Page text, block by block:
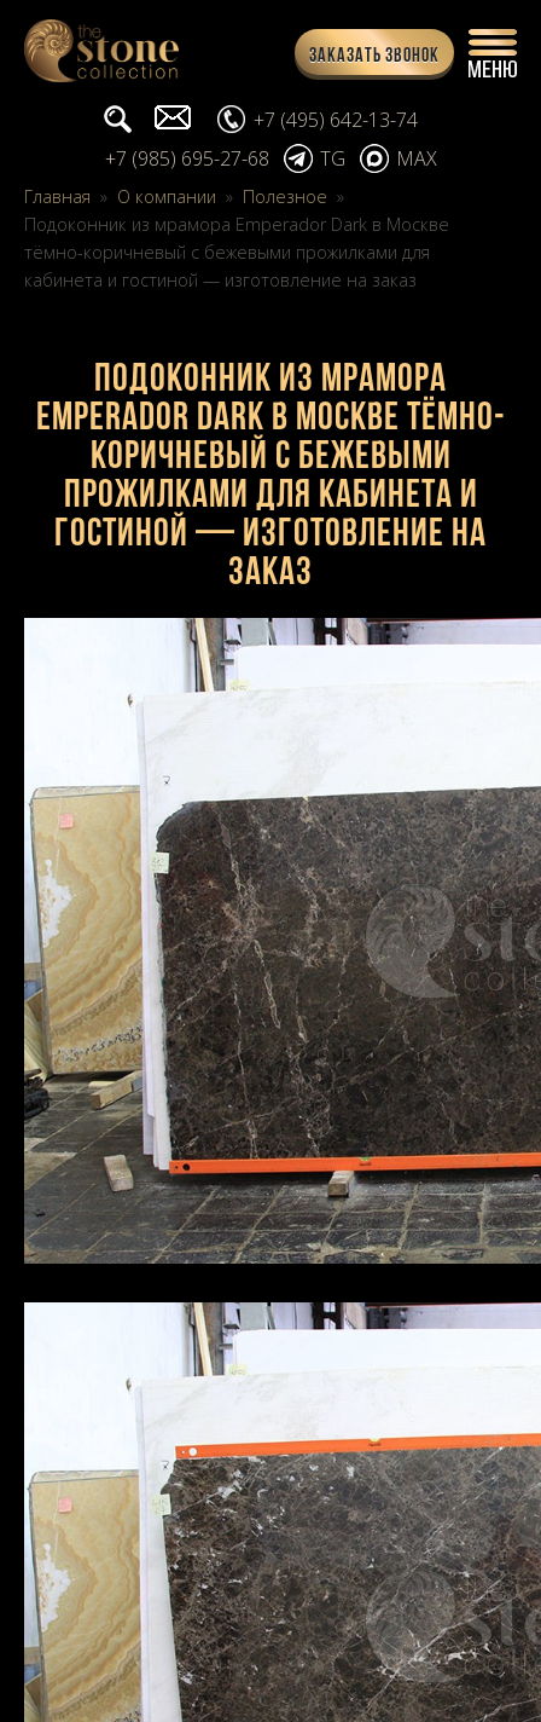
Заказать звонок
Поиск... info@stone-collection.ru
+7 (495) 642-13-74
+7 (985) 695-27-68
TG MAX
Главная » О компании » Полезное »
Подоконник из мрамора Emperador Dark в Москве
тёмно-коричневый с бежевыми прожилками для
кабинета и гостиной — изготовление на заказ
Подоконник из мрамора
Emperador Dark в Москве тёмно-
коричневый с бежевыми
прожилками для кабинета и
гостиной — изготовление на
заказ